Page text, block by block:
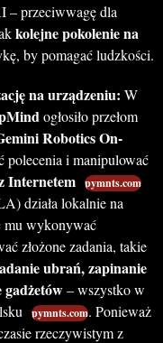
– przeciwwagę dla
kolejne pokolenie na
by pomagać ludzkości.
na urządzeniu: W
ogłosiło przełom
Robotics On-
polecenia i manipulować
Internetem pymnts.com
działa lokalnie na
mu wykonywać
złożone zadania, takie
ubrań, zapinanie
gadżetów– wszystko w
pymnts.com. Ponieważ
rzeczywistym z